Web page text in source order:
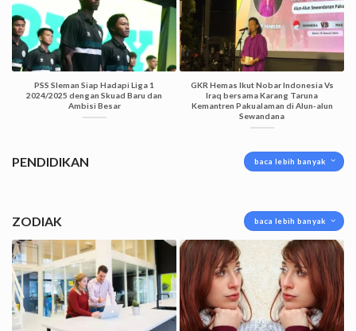
PSS Sleman Siap Hadapi Liga 1
2024/2025 dengan Skuad Baru dan
Ambisi Besar
GKR Hemas Ikut Nobar Indonesia Vs
Iraq bersama Karang Taruna
Kemantren Pakualaman di Alun-alun
Sewandana
PENDIDIKAN baca lebih banyak
ZODIAK baca lebih banyak